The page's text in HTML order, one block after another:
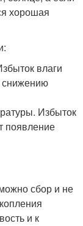
хорошая
влаги
снижению
Избыток
появление
сбор и не
и к